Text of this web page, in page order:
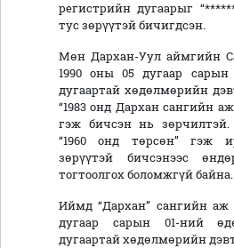
регистрийн дугаарыг
тус зөрүүтэй бичигдсэн.
Мөн Дархан-Уул аймгийн
1990 оны 05 дугаар
дугаартай хөдөлмөрийн
“1983 онд Дархан сангийн
гэж бичсэн нь
“1960 онд төрсөн” гэж
зөрүүтэй бичсэнээс
тогтоолгох боломжгүй байна.
Иймд “Дархан” сангийн аж
дугаар сарын 01-ний
дугаартай хөдөлмөрийн